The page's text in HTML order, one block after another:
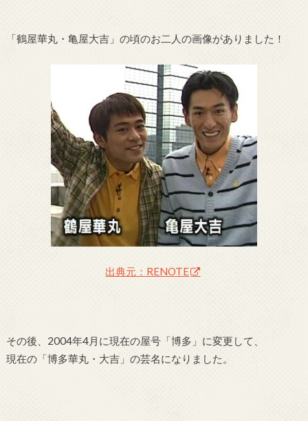
「鶴屋華丸・亀屋大吉」の頃のお二人の画像がありました！
出典元：RENOTE
その後、2004年4月に現在の屋号「博多」に変更して、
現在の「博多華丸・大吉」の芸名になりました。